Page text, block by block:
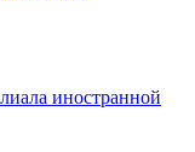
иностранной